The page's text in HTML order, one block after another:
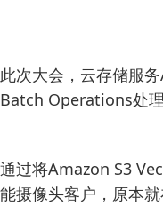
此次大会，云存储服
Batch Operations处理
通过将Amazon S3
能摄像头客户，原本